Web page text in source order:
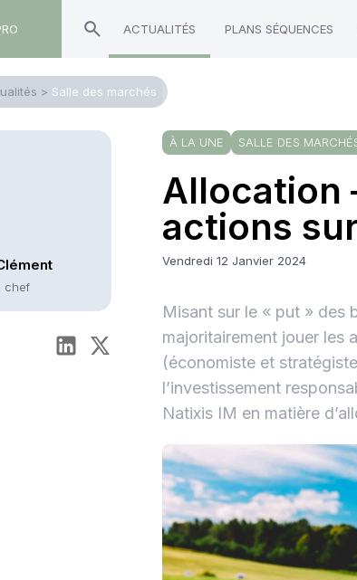
ACTUALITÉS PLANS SÉQUENCES
> Salle des marchés
chef
À LA UNE SALLE DES
Allocation
actions
Vendredi 12 Janvier 2024
Misant sur le « put » des
majoritairement jouer les
(économiste et
l’investissement
Natixis IM en matière